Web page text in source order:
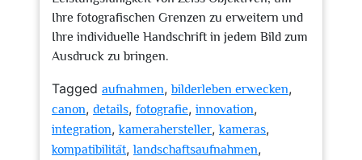
Ihre fotografischen Grenzen zu erweitern und
Ihre individuelle Handschrift in jedem Bild zum
Ausdruck zu bringen.
Tagged aufnahmen,bilderleben erwecken,
canon, details, fotografie, innovation,
integration,kamerahersteller,kameras,
kompatibilität,landschaftsaufnahmen,